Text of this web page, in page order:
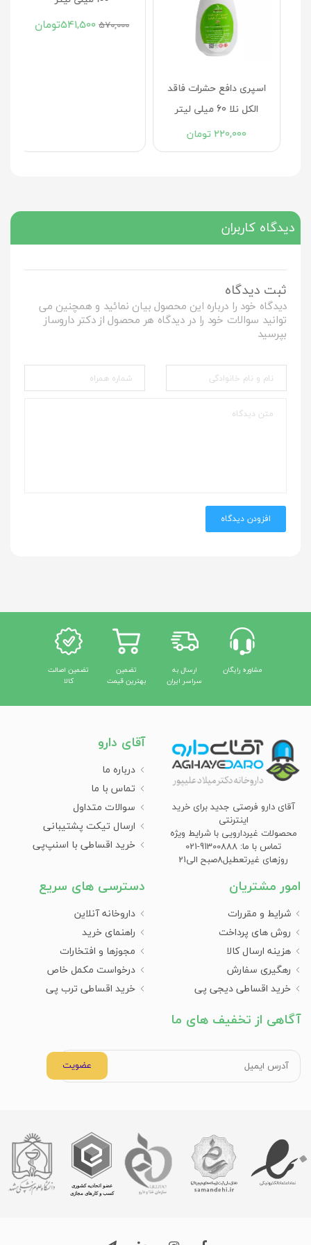
اسپری دافع حشرات فاقد
الکل نلا 60 میلی لیتر
220,000تومان
دیدگاه کاربران
ثبت دیدگاه
دیدگاه خود را درباره این محصول بیان نمائید و همچنین می
توانید سوالات خود را در دیدگاه هر محصول از دکتر داروساز
بپرسید
افزودن دیدگاه
مشاوره رایگان
ارسال به
سراسر ایران
تضمین
بهترین قیمت
تضمین اصالت
کالا
آقای دارو فرصتی جدید برای خرید
اینترنتی
محصولات غیردارویی با شرایط ویژه
تماس با ما: 91300888-021
روزهای غیرتعطیل8صبح الی21
آقای دارو
درباره ما
تماس با ما
سوالات متداول
ارسال تیکت پشتیبانی
خرید اقساطی با اسنپ‌پی
امور مشتریان
شرایط و مقررات
روش های پرداخت
هزینه ارسال کالا
رهگیری سفارش
خرید اقساطی دیجی پی
دسترسی های سریع
داروخانه آنلاین
راهنمای خرید
مجوزها و افتخارات
درخواست مکمل خاص
خرید اقساطی ترب پی
آگاهی از تخفیف های ما
عضویت